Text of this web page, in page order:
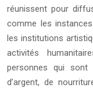
réunissent pour
comme les
les institutions
activités
personnes qui
d’argent, de